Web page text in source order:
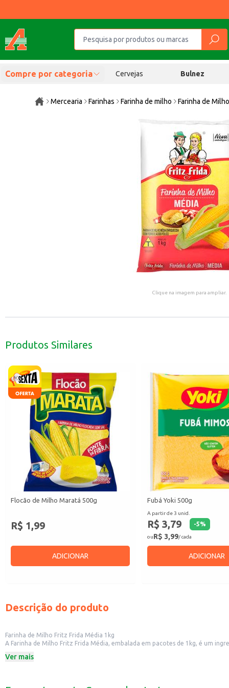
Compre por categoria Cervejas Bulnez
Mercearia Farinhas Farinha de milho Farinha de
Clique na imagem para ampliar.
Produtos Similares
Flocão de Milho Maratá 500g
R$ 1,99
ADICIONAR
Fubá Yoki 500g
A partir de 3 unid.
R$ 3,79 -5%
ouR$ 3,99/ cada
ADICIONAR
Descrição do produto
Farinha de Milho Fritz Frida Média 1kg
A Farinha de Milho Fritz Frida Média, embalada em pacotes de 1kg, é um ingrediente versátil e essencial na culinária brasileira. Ideal para o preparo de diversas receitas, ela se adapta tanto ao uso doméstico quanto ao comercial, sendo
Ver mais